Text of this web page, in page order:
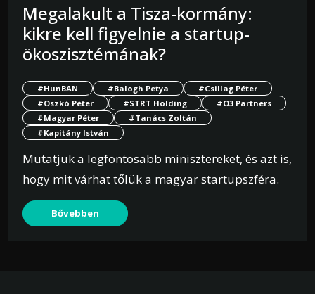
Megalakult a Tisza-kormány:
kikre kell figyelnie a startup-
ökoszisztémának?
#HunBAN #Balogh Petya
#Csillag Péter
#Oszkó Péter
#STRT Holding
#O3 Partners
#Magyar Péter
#Tanács Zoltán
#Kapitány István
Mutatjuk a legfontosabb minisztereket, és azt is,
hogy mit várhat tőlük a magyar startupszféra.
Bővebben